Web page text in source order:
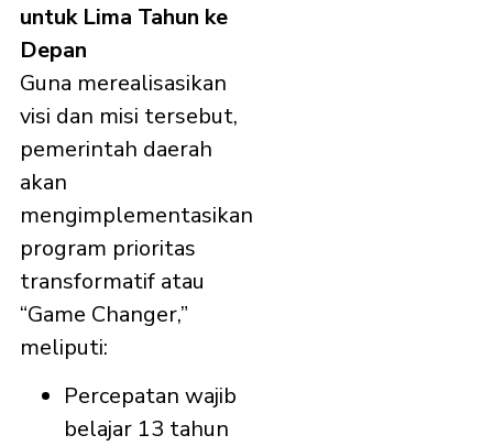
untuk Lima Tahun ke
Depan
Guna merealisasikan
visi dan misi tersebut,
pemerintah daerah
akan
mengimplementasikan
program prioritas
transformatif atau
“Game Changer,”
meliputi:
Percepatan wajib
belajar 13 tahun